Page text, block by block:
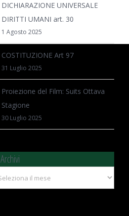
DICHIARAZIONE UNIVERSALE
DIRITTI UMANI art. 30
1 Agosto 2025
COSTITUZIONE Art 97
31 Luglio 2025
Proiezione del Film: Suits Ottava
Stagione
30 Luglio 2025
Archivi